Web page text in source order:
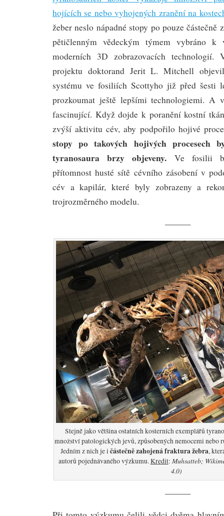
hojících se nebo vyhojených zranění na
žeber neslo nápadné stopy po pouze částečně
pětičlenným vědeckým týmem vybráno k
moderních 3D zobrazovacích technologií.
projektu doktorand Jerit L. Mitchell
systému ve fosiliích Scottyho již před šesti
prozkoumat ještě lepšími technologiemi. A
fascinující. Když dojde k poranění kostní
zvýší aktivitu cév, aby podpořilo hojivé
stopy po takových hojivých procesech
tyranosaura brzy objeveny. Ve fosilii
přítomnost husté sítě cévního zásobení v
cév a kapilár, které byly zobrazeny a
trojrozměrného modelu.
———
Stejně jako většina ostatních kosterních exemplářů
množství patologických jevů, způsobených nemocemi nebo
Jedním z nich je ičástečně zahojená fraktura žebra,
autorů pojednávaného výzkumu.Kredit: Muhsatteb;
4.0)
———